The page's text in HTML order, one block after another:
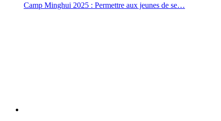
Camp Minghui 2025 : Permettre aux jeunes de se…